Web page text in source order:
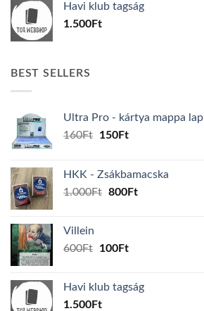
600Ft.100Ft.
Havi klub tagság
1.500Ft
BEST SELLERS
Ultra Pro - kártya mappa lap
160Ft
Original
160Ft.
150FtCurrent
150Ft.
HKK - Zsákbamacska
1.000Ft Original
800FtCurrent
Villein
600Ft
Original
600Ft.
100FtCurrent
100Ft.
Havi klub tagság
1.500Ft